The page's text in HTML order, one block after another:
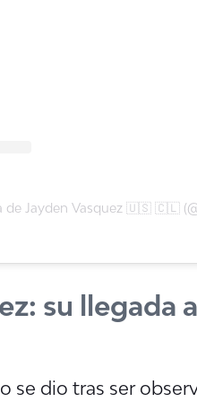
su llegada
se dio tras ser